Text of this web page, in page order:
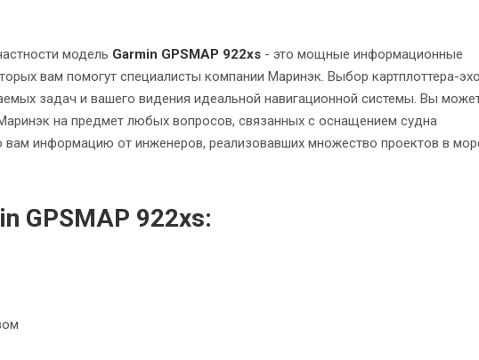
модель Garmin GPSMAP 922xs - это мощные информационные
вам помогут специалисты компании Маринэк. Выбор картплоттера-
задач и вашего видения идеальной навигационной системы. Вы
на предмет любых вопросов, связанных с оснащением судна
вам информацию от инженеров, реализовавших множество проектов в
GPSMAP 922xs: